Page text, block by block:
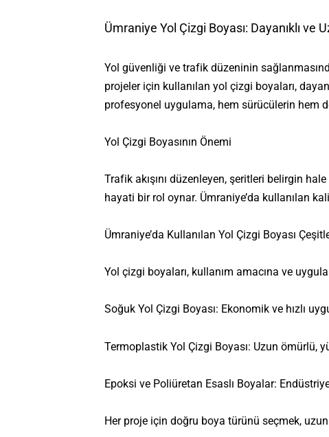
Ümraniye Yol Çizgi Boyası: Dayanıklı ve
Yol güvenliği ve trafik düzeninin
projeler için kullanılan yol çizgi boyaları,
profesyonel uygulama, hem sürücülerin hem
Yol Çizgi Boyasının Önemi
Trafik akışını düzenleyen, şeritleri belirgin
hayati bir rol oynar. Ümraniye’da kullanılan
Ümraniye’da Kullanılan Yol Çizgi Boyası
Yol çizgi boyaları, kullanım amacına ve
Soğuk Yol Çizgi Boyası: Ekonomik ve hızlı
Termoplastik Yol Çizgi Boyası: Uzun ömürlü,
Epoksi ve Poliüretan Esaslı Boyalar:
Her proje için doğru boya türünü seçmek,